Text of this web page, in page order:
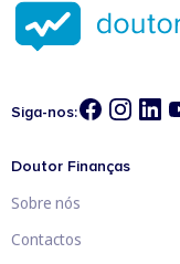
Siga-nos:
Doutor Finanças
Sobre nós
Contactos